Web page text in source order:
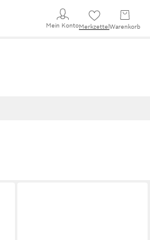
Mein KontoMerkzettel Warenkorb